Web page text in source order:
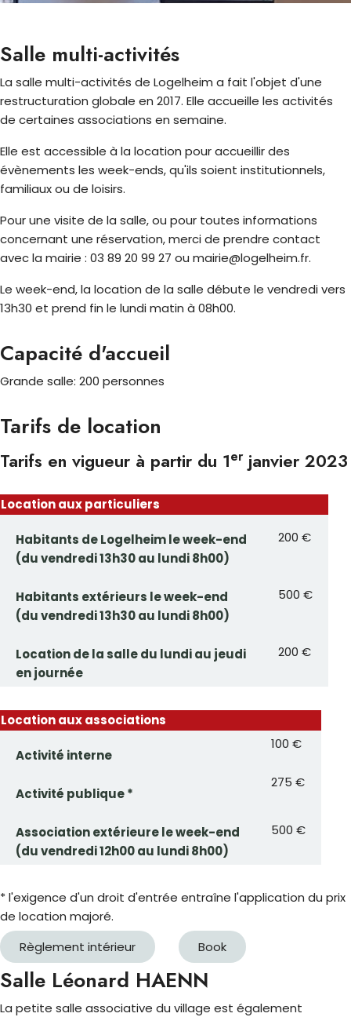
Salle multi-activités
La salle multi-activités de Logelheim a fait l'objet d'une
restructuration globale en 2017. Elle accueille les activités
de certaines associations en semaine.
Elle est accessible à la location pour accueillir des
évènements les week-ends, qu'ils soient institutionnels,
familiaux ou de loisirs.
Pour une visite de la salle, ou pour toutes informations
concernant une réservation, merci de prendre contact
avec la mairie : 03 89 20 99 27 ou mairie@logelheim.fr.
Le week-end, la location de la salle débute le vendredi vers
13h30 et prend fin le lundi matin à 08h00.
Capacité d'accueil
Grande salle: 200 personnes
Tarifs de location
Tarifs en vigueur à partir du 1erjanvier 2023
Location aux particuliers
Habitants de Logelheim le week-end
(du vendredi 13h30 au lundi 8h00)
200 €
Habitants extérieurs le week-end
(du vendredi 13h30 au lundi 8h00)
500 €
Location de la salle du lundi au jeudi
en journée
200 €
Location aux associations
Activité interne
100 €
Activité publique *
275 €
Association extérieure le week-end
(du vendredi 12h00 au lundi 8h00)
500 €
* l'exigence d'un droit d'entrée entraîne l'application du prix
de location majoré.
Règlement intérieur
Book
Salle Léonard HAENN
La petite salle associative du village est également